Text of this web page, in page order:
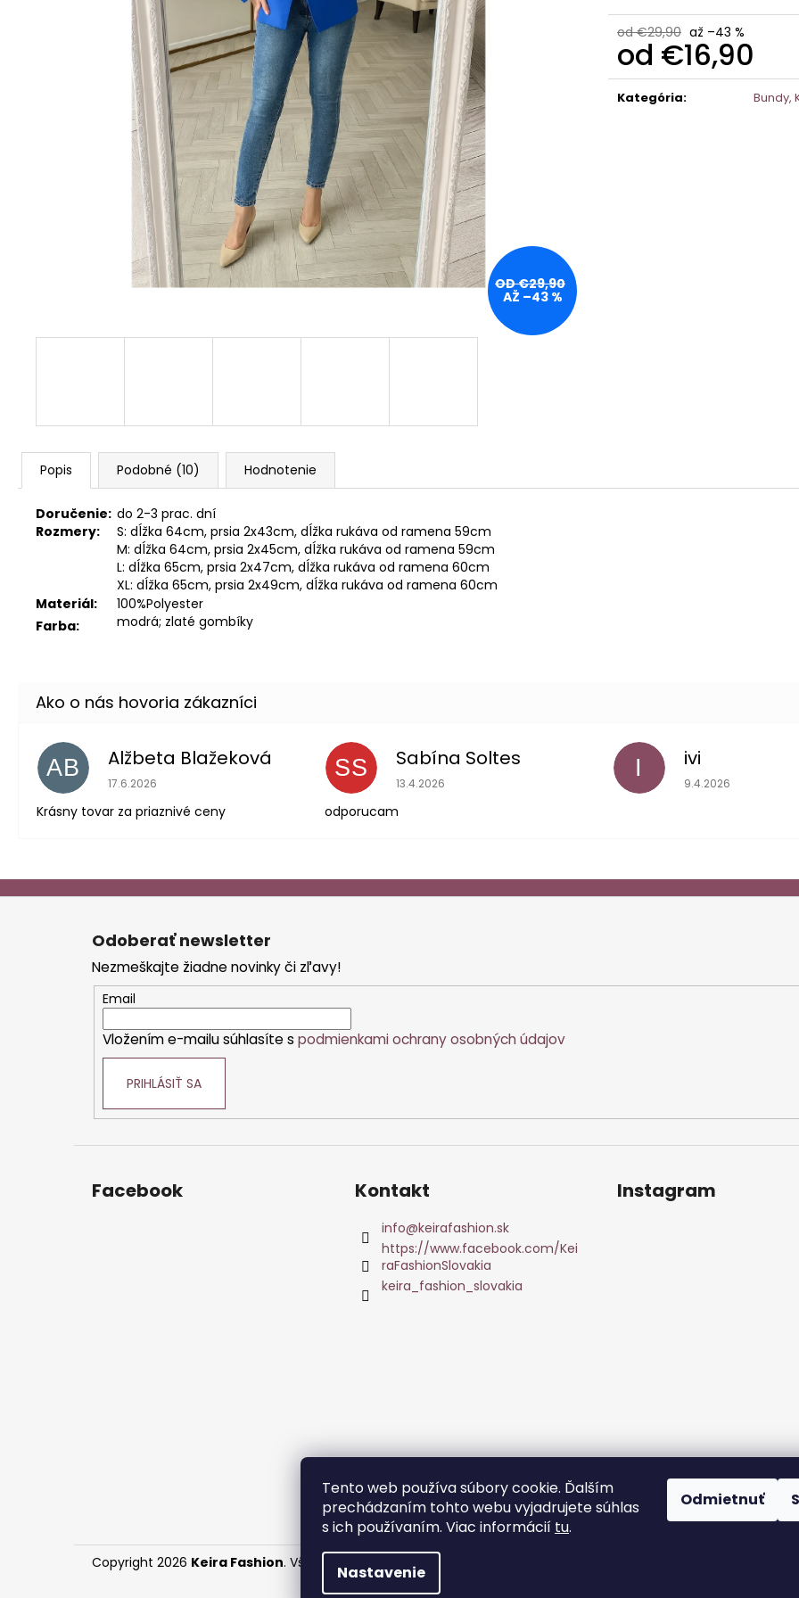
Tento web používa súbory cookie. Ďalším
prechádzaním tohto webu vyjadrujete súhlas
s ich používaním. Viac informácií tu.
Nastavenie
Odmietnuť
od €29,90 až –43 %
od €16,90
Jednotková
cena:
Kategória: Bundy,
OD €29,90
AŽ –43 %
Popis Podobné (10) Hodnotenie
Doručenie: do 2-3 prac. dní
Rozmery:
S: dĺžka 64cm, prsia 2x43cm, dĺžka rukáva od ramena 59cm
M: dĺžka 64cm, prsia 2x45cm, dĺžka rukáva od ramena 59cm
L: dĺžka 65cm, prsia 2x47cm, dĺžka rukáva od ramena 60cm
XL: dĺžka 65cm, prsia 2x49cm, dĺžka rukáva od ramena 60cm
Materiál:
100%Polyester
Farba:
modrá; zlaté gombíky
AB Alžbeta Blažeková
Hodnotenie obchodu je 5 z 5 hviezdičiek.
17.6.2026
Krásny tovar za priaznivé ceny
SS Sabína Soltes
Hodnotenie obchodu je 5 z 5 hviezdičiek.
13.4.2026
odporucam
I ivi
Hodnotenie
9.4.2026
Z
Odoberať newsletter
Nezmeškajte žiadne novinky či zľavy!
Email
Vložením e-mailu súhlasíte s podmienkami ochrany osobných údajov
PRIHLÁSIŤ SA
Facebook Kontakt
info@keirafashion.sk
https://www.facebook.com/Kei
raFashionSlovakia
keira_fashion_slovakia
Instagram
Copyright 2026 Keira Fashion. Všetky práva vyhradené.